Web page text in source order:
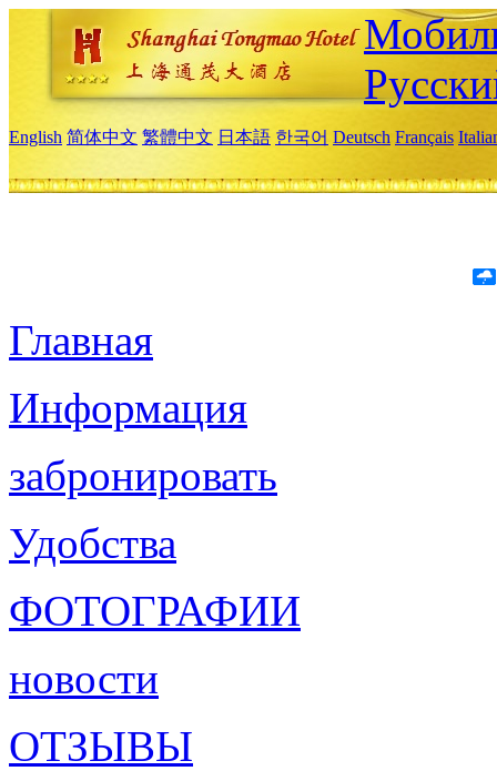
English 简体中文 繁體中文 日本語 한국어 Deutsch Français
Главная
Информация
забронировать
Удобства
ФОТОГРАФИИ
новости
ОТЗЫВЫ